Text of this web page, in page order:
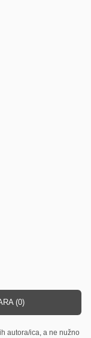
(0)
autora/ica, a ne nužno